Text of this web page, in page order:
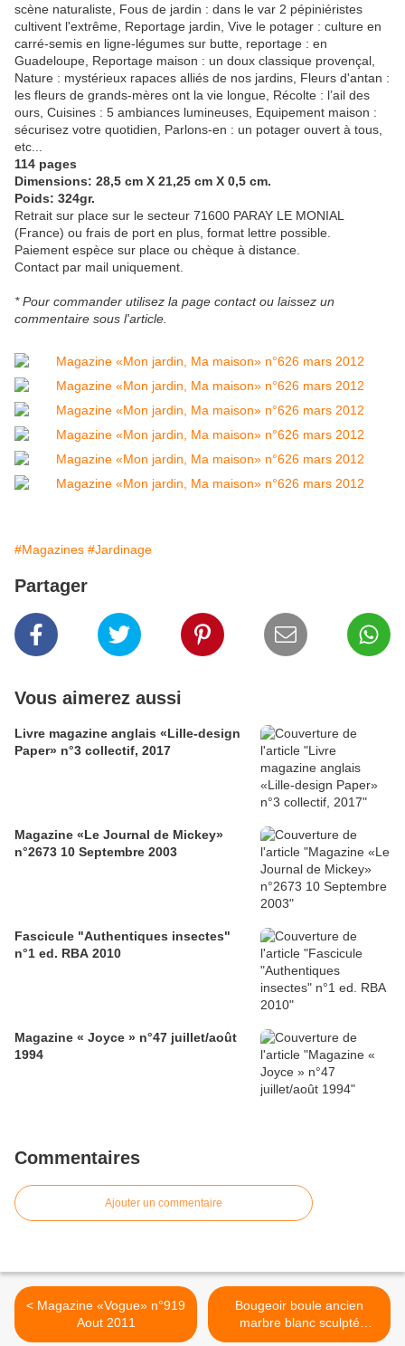
scène naturaliste, Fous de jardin : dans le var 2 pépiniéristes
cultivent l'extrême, Reportage jardin, Vive le potager : culture en
carré-semis en ligne-légumes sur butte, reportage : en
Guadeloupe, Reportage maison : un doux classique provençal,
Nature : mystérieux rapaces alliés de nos jardins, Fleurs d'antan :
les fleurs de grands-mères ont la vie longue, Récolte : l’ail des
ours, Cuisines : 5 ambiances lumineuses, Equipement maison :
sécurisez votre quotidien, Parlons-en : un potager ouvert à tous,
etc...
114 pages
Dimensions: 28,5 cm X 21,25 cm X 0,5 cm.
Poids: 324gr.
Retrait sur place sur le secteur 71600 PARAY LE MONIAL
(France) ou frais de port en plus, format lettre possible.
Paiement espèce sur place ou chèque à distance.
Contact par mail uniquement.
* Pour commander utilisez la page contact ou laissez un
commentaire sous l'article.
#Magazines #Jardinage
Partager
Vous aimerez aussi
Livre magazine anglais «Lille-design
Paper» n°3 collectif, 2017
Magazine «Le Journal de Mickey»
n°2673 10 Septembre 2003
Fascicule "Authentiques insectes"
n°1 ed. RBA 2010
Magazine « Joyce » n°47 juillet/août
1994
Commentaires
Ajouter un commentaire
< Magazine «Vogue» n°919
Aout 2011
Bougeoir boule ancien
marbre blanc sculpté
« visage de sage